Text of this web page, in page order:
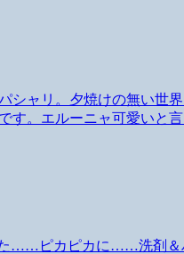
ャリ。夕焼けの無い世
す。エルーニャ可愛いと
……ピカピカに……洗剤＆